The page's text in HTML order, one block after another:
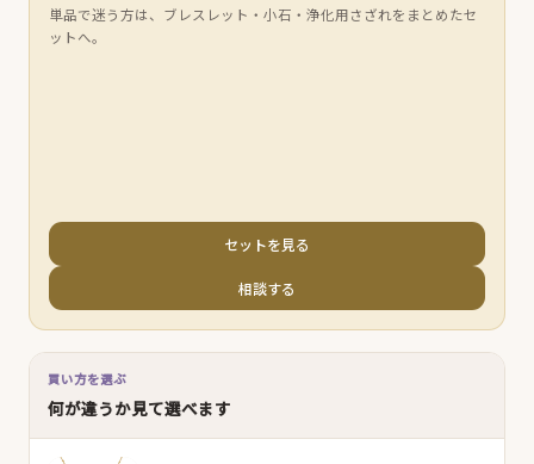
単品で迷う方は、ブレスレット・小石・浄化用さざれをまとめたセ
ットへ。
セットを見る
相談する
買い方を選ぶ
何が違うか見て選べます